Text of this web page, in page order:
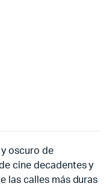
oscuro de
cine decadentes y
las calles más duras